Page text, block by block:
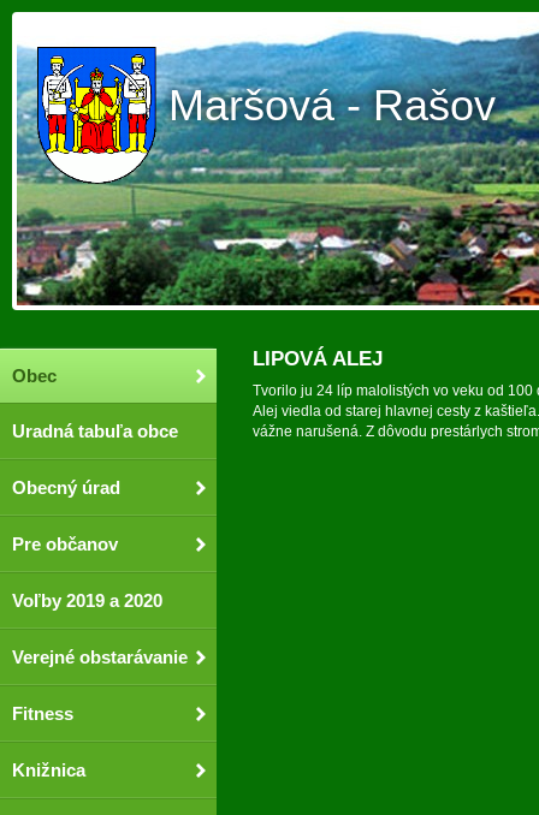
Maršová - Rašov
Obec
Uradná tabuľa obce
Obecný úrad
Pre občanov
Voľby 2019 a 2020
Verejné obstarávanie
Fitness
Knižnica
LIPOVÁ ALEJ
Tvorilo ju 24 líp malolistých vo veku od
Alej viedla od starej hlavnej cesty z
vážne narušená. Z dôvodu prestárlych